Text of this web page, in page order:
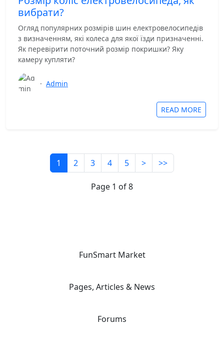
вибрати?
Огляд популярних розмірів шин електровелосипедів
з визначенням, які колеса для якої їзди призначенні.
Як перевірити поточний розмір покришки? Яку
камеру купляти?
· Admin
READ MORE
1 2 3 4 5 > >>
Page 1 of 8
FunSmart Market
Pages, Articles & News
Forums